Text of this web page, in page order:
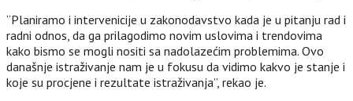
“Planiramo i intervenicije u zakonodavstvo kada je u pitanju rad i
radni odnos, da ga prilagodimo novim uslovima i trendovima
kako bismo se mogli nositi sa nadolazećim problemima. Ovo
današnje istraživanje nam je u fokusu da vidimo kakvo je stanje i
koje su procjene i rezultate istraživanja”, rekao je.